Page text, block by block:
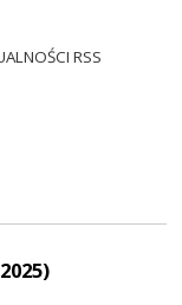
RSS